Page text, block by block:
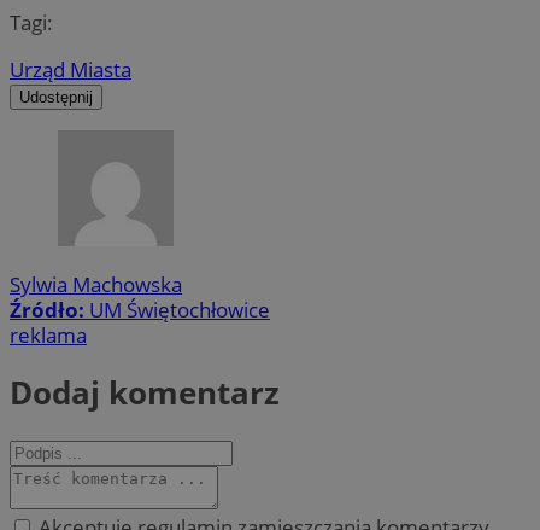
Tagi:
Urząd Miasta
Udostępnij
Sylwia Machowska
Źródło: UM Świętochłowice
reklama
Dodaj komentarz